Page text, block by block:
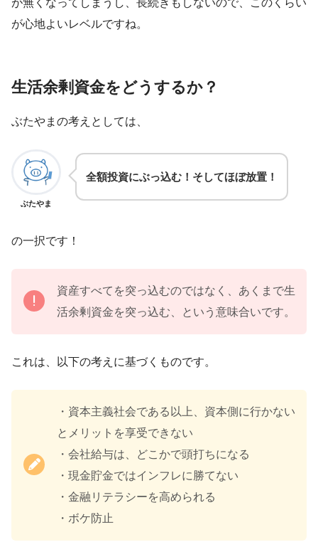
が無くなってしまうし、長続きもしないので、このくらい
が心地よいレベルですね。
生活余剰資金をどうするか？
ぶたやまの考えとしては、
ぶたやま
全額投資にぶっ込む！そしてほぼ放置！
の一択です！
資産すべてを突っ込むのではなく、あくまで生
活余剰資金を突っ込む、という意味合いです。
これは、以下の考えに基づくものです。
・資本主義社会である以上、資本側に行かない
とメリットを享受できない
・会社給与は、どこかで頭打ちになる
・現金貯金ではインフレに勝てない
・金融リテラシーを高められる
・ボケ防止